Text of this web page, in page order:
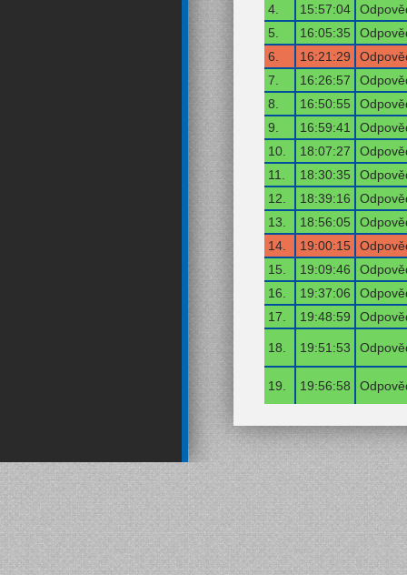
4.
15:57:04
5.
16:05:35
6.
16:21:29
7.
16:26:57
8.
16:50:55
9.
16:59:41
10.
18:07:27
11.
18:30:35
12.
18:39:16
13.
18:56:05
14.
19:00:15
15.
19:09:46
16.
19:37:06
17.
19:48:59
18. 19:51:53
19. 19:56:58